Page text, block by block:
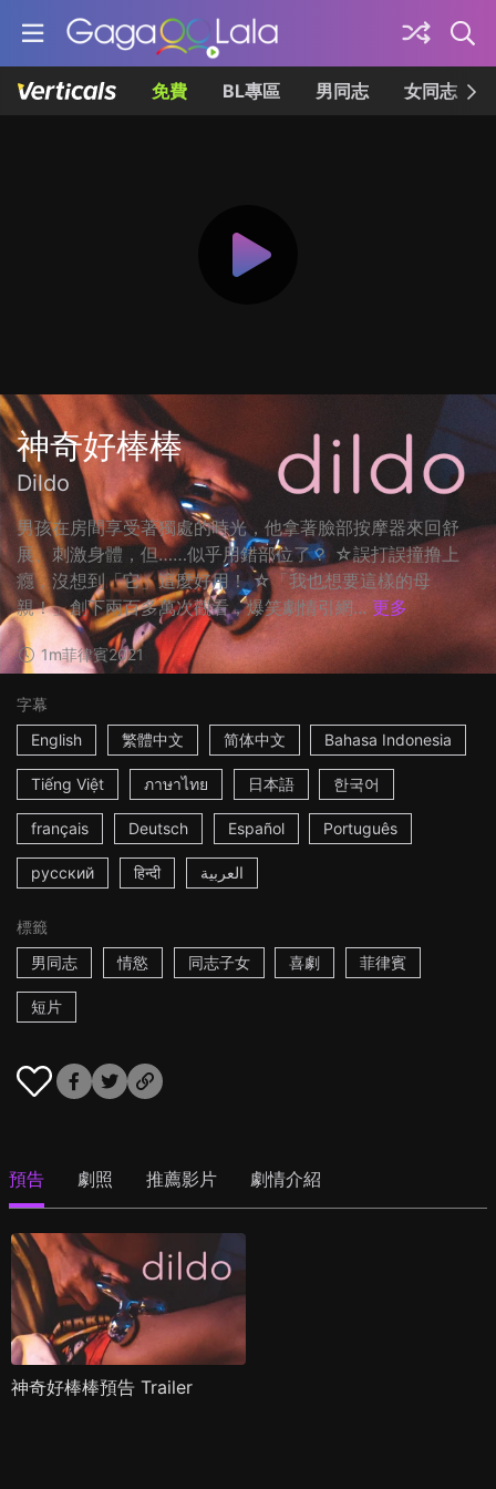
免費 BL專區 男同志 女同志
神奇好棒棒
Dildo
男孩在房間享受著獨處的時光，他拿著臉部按摩器來回舒
展、刺激身體，但……似乎用錯部位了？ ☆誤打誤撞撸上
癮，沒想到「它」這麼好用！ ☆「我也想要這樣的母
親！」創下兩百多萬次觀看，爆笑劇情引網... 更多
1m菲律賓2021
字幕
English
繁體中文 简体中文 Bahasa Indonesia
Tiếng Việt ภาษาไทย 日本語 한국어
français Deutsch Español Português
русский हिन्दी العربية
標籤
男同志
情慾 同志子女 喜劇 菲律賓
短片
預告 劇照 推薦影片 劇情介紹
神奇好棒棒預告 Trailer